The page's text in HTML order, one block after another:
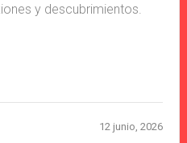
y descubrimientos.
12 junio, 2026